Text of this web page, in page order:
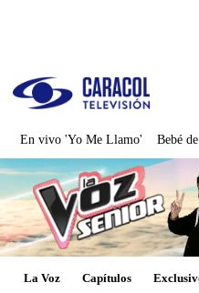
En vivo 'Yo Me Llamo' Bebé
La Voz Capítulos